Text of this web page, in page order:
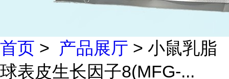
首页 > 产品展厅 > 小鼠乳脂
球表皮生长因子8(MFG-...